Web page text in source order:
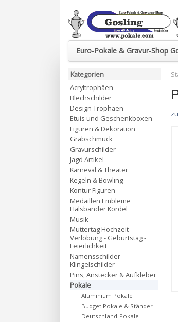
Euro-Pokale & Gravur-Shop
Kategorien
Acryltrophäen
Blechschilder
Design Trophäen
Etuis und Geschenkboxen
Figuren & Dekoration
Grabschmuck
Gravurschilder
Jagd Artikel
Karneval & Theater
Kegeln & Bowling
Kontur Figuren
Medaillen Embleme
Halsbänder Kordel
Musik
Muttertag Hochzeit -
Verlobung - Geburtstag -
Feierlichkeit
Namensschilder
Klingelschilder
Pins, Anstecker & Aufkleber
Pokale
Aluminium Pokale
Budget Pokale & Ständer
Deutschland-Pokale